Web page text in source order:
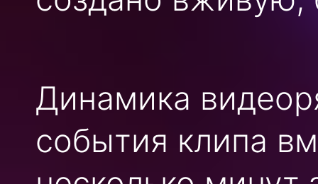
Динамика
события клипа